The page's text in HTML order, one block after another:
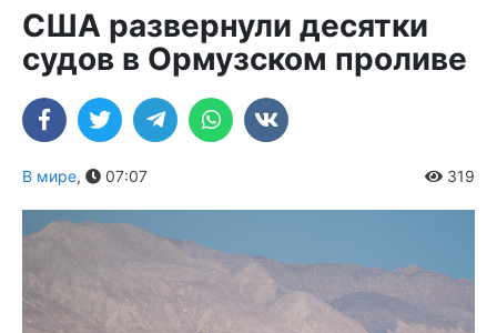
США развернули десятки
судов в Ормузском проливе
В мире, 07:07 319